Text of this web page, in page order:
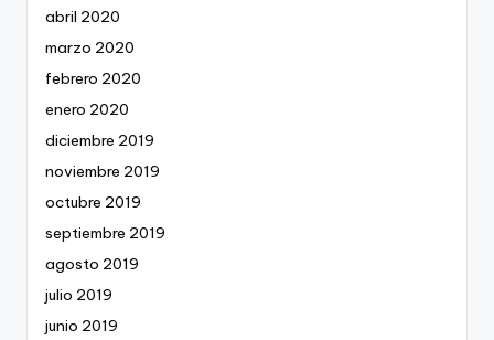
abril 2020
marzo 2020
febrero 2020
enero 2020
diciembre 2019
noviembre 2019
octubre 2019
septiembre 2019
agosto 2019
julio 2019
junio 2019